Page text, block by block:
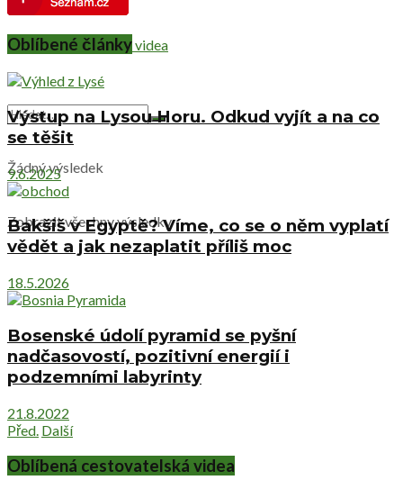
Cestovatelská videa
Žádný výsledek
Zobrazit všechny výsledky
Oblíbené články
Výstup na Lysou Horu. Odkud vyjít a na co
se těšit
9.6.2025
Bakšiš v Egyptě? Víme, co se o něm vyplatí
vědět a jak nezaplatit příliš moc
18.5.2026
Bosenské údolí pyramid se pyšní
nadčasovostí, pozitivní energií i
podzemními labyrinty
21.8.2022
Před. Další
Oblíbená cestovatelská videa